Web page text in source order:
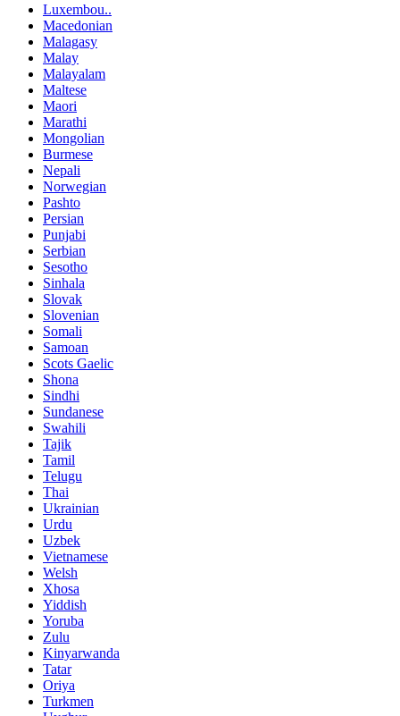
Luxembou..
Macedonian
Malagasy
Malay
Malayalam
Maltese
Maori
Marathi
Mongolian
Burmese
Nepali
Norwegian
Pashto
Persian
Punjabi
Serbian
Sesotho
Sinhala
Slovak
Slovenian
Somali
Samoan
Scots Gaelic
Shona
Sindhi
Sundanese
Swahili
Tajik
Tamil
Telugu
Thai
Ukrainian
Urdu
Uzbek
Vietnamese
Welsh
Xhosa
Yiddish
Yoruba
Zulu
Kinyarwanda
Tatar
Oriya
Turkmen